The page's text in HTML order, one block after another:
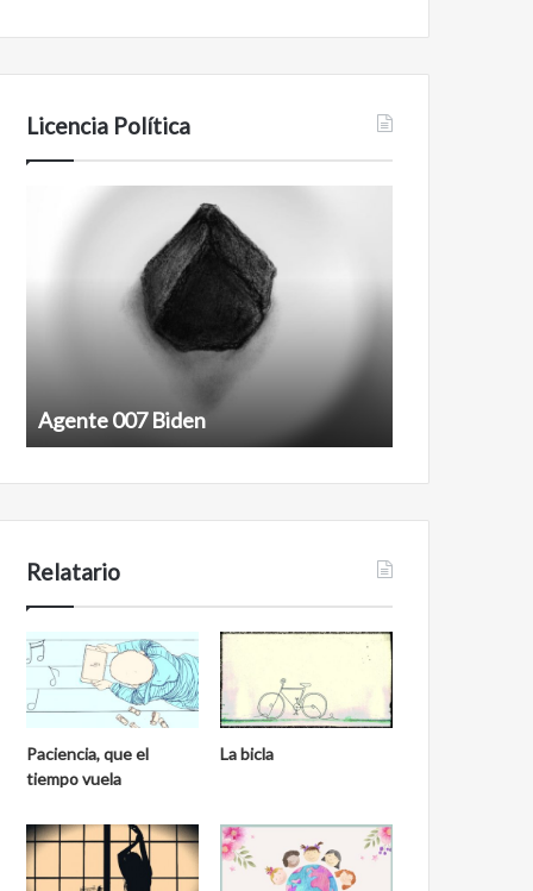
Licencia Política
Agente 007 Biden
Relatario
Paciencia, que el
tiempo vuela
La bicla